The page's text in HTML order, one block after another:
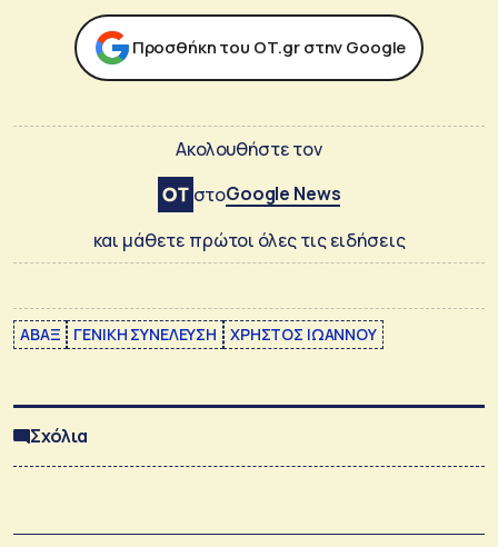
Προσθήκη του ΟΤ.gr στην Google
Ακολουθήστε τον
στοGoogle News
και μάθετε πρώτοι όλες τις ειδήσεις
ΑΒΑΞ ΓΕΝΙΚΗ ΣΥΝΕΛΕΥΣΗ ΧΡΗΣΤΟΣ ΙΩΑΝΝΟΥ
Σχόλια